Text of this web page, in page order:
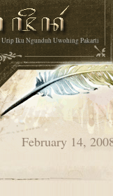
Urip Iku Ngunduh Uwohing Pakarti
February 14,